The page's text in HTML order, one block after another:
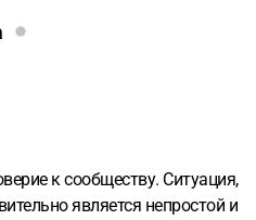
к сообществу. Ситуация,
является непростой и